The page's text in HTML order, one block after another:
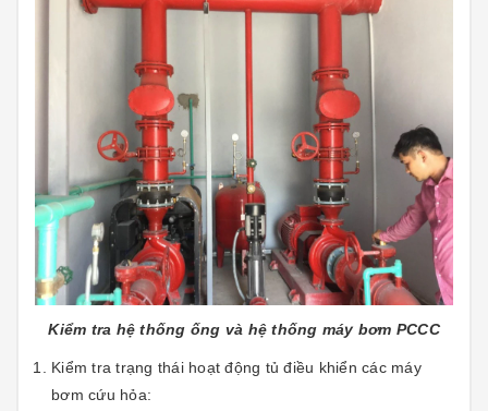
Kiểm tra hệ thống ống và hệ thống máy bơm PCCC
Kiểm tra trạng thái hoạt động tủ điều khiển các máy
bơm cứu hỏa: